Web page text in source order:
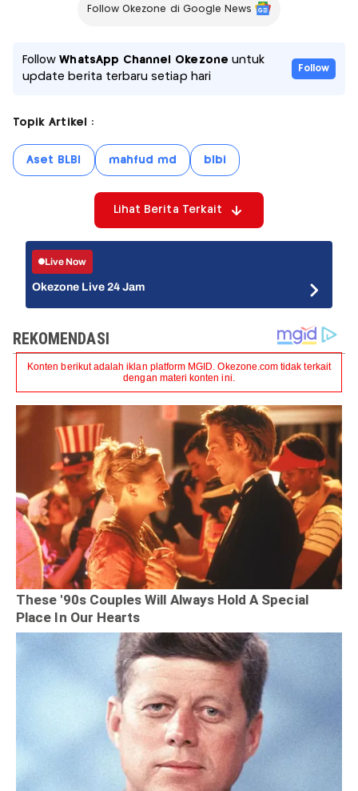
Follow Okezone di Google News
FollowWhatsApp Channel Okezone untuk
update berita terbaru setiap hari
Follow
Topik Artikel :
Aset BLBI mahfud md blbi
Lihat Berita Terkait
Live Now
Okezone Live 24 Jam